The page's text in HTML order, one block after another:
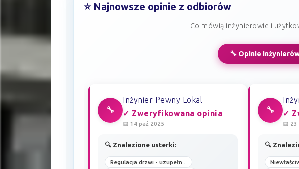
⭐ Najnowsze opinie z odbiorów
Co mówią inżynierowie i
🔧 Opinie inżynierów
🔧
Inżynier Pewny Lokal
✓ Zweryfikowana opinia
📅 14 paź 2025
🔍 Znalezione usterki:
Regulacja drzwi - uzupełn...
🔧
✓
📅 23
🔍